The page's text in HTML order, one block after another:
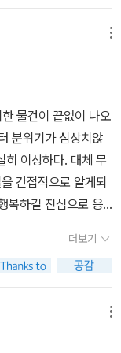
이 먹먹하다. 선
가와 말을 걸어주는
함께 지내 주시는
고 함께 아픔을 겪은
조금씩 나아간다. 그
쪽에 환하게 웃으며
수 학교 왔다!영준이
렇지 않다. 감당하기
다. 과제는 치유다.
기도 하다. 그래서 이
이
싶다. 발신자와 수신
다고 생각합니다.꽝
이에 이르기까지,
다. 왜 빨리 이겨내
없습니다. 말하지
해합니다. 기다림이
에게나 아픔을 이겨
재력이 있습니다. 그
없는 법입니다. 거
상처든, 아픔이든, 그
말입니다.우리 아이
더 많고, 아픔은 더 커
장은 없습니다. 나
없는 뽑기 기계에서
흔들고 있었어. 그
물건이 끝없이 나오
분위기가 심상치않
히 이상하다. 대체 무
간접적으로 알게되
복하길 진심으로 응
최악의 상황으로 몰
그러지 않았다. 오
있다. 양가 할아버지,
잘못이 없다고 알려
더보기